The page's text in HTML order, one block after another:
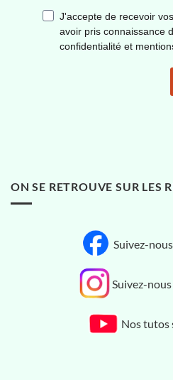
ON SE RETROUVE SUR LES
Suivez-
Suivez-
Nos tutos